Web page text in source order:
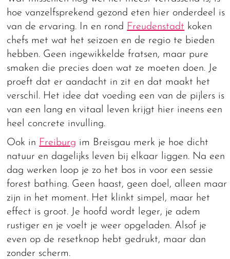
hoe vanzelfsprekend gezond eten hier onderdeel is
van de ervaring. In en rond Freudenstadt koken
chefs met wat het seizoen en de regio te bieden
hebben. Geen ingewikkelde fratsen, maar pure
smaken die precies doen wat ze moeten doen. Je
proeft dat er aandacht in zit en dat maakt het
verschil. Het idee dat voeding een van de pijlers is
van een lang en vitaal leven krijgt hier ineens een
heel concrete invulling.
Ook in Freiburg im Breisgau merk je hoe dicht
natuur en dagelijks leven bij elkaar liggen. Na een
dag werken loop je zo het bos in voor een sessie
forest bathing. Geen haast, geen doel, alleen maar
zijn in het moment. Het klinkt simpel, maar het
effect is groot. Je hoofd wordt leger, je adem
rustiger en je voelt je weer opgeladen. Alsof je
even op de resetknop hebt gedrukt, maar dan
zonder scherm.